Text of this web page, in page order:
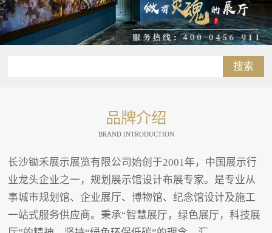
搜索
品牌介绍
BRAND INTRODUCTION
长沙锄禾展示展览有限公司始创于2001年，中国展示行
业龙头企业之一，规划展示馆设计布展专家。是专业从
事城市规划馆、企业展厅、博物馆、纪念馆设计及施工
一站式服务供应商。秉承“智慧展厅，绿色展厅，科技展